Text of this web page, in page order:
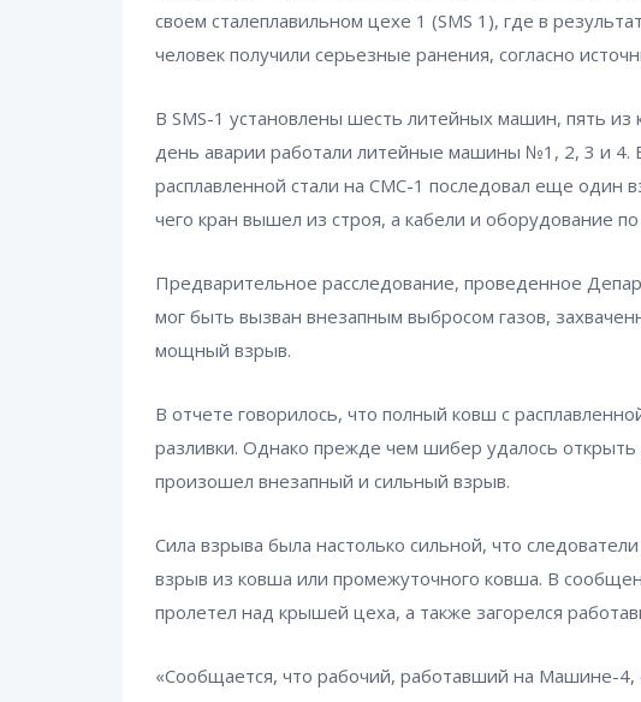
своем сталеплавильном цехе 1 (SMS 1), где в
человек получили серьезные ранения, согласно
В SMS-1 установлены шесть литейных машин, пять
день аварии работали литейные машины №1, 2, 3 и 4.
расплавленной стали на СМС-1 последовал еще один
чего кран вышел из строя, а кабели и оборудование
Предварительное расследование, проведенное
мог быть вызван внезапным выбросом газов,
мощный взрыв.
В отчете говорилось, что полный ковш с
разливки. Однако прежде чем шибер удалось открыть
произошел внезапный и сильный взрыв.
Сила взрыва была настолько сильной, что
взрыв из ковша или промежуточного ковша. В
пролетел над крышей цеха, а также загорелся
«Сообщается, что рабочий, работавший на Машине-4,